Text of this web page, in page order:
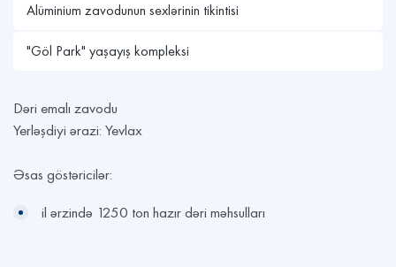
Alüminium zavodunun sexlərinin tikintisi
"Göl Park" yaşayış kompleksi
Dəri emalı zavodu
Yerləşdiyi ərazi: Yevlax
Əsas göstəricilər:
il ərzində 1250 ton hazır dəri məhsulları